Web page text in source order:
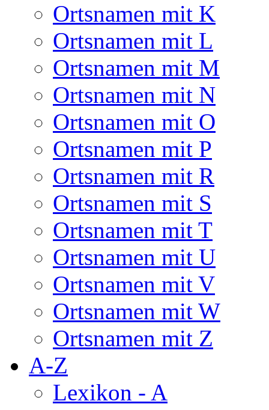
Ortsnamen mit K
Ortsnamen mit L
Ortsnamen mit M
Ortsnamen mit N
Ortsnamen mit O
Ortsnamen mit P
Ortsnamen mit R
Ortsnamen mit S
Ortsnamen mit T
Ortsnamen mit U
Ortsnamen mit V
Ortsnamen mit W
Ortsnamen mit Z
A-Z
Lexikon - A